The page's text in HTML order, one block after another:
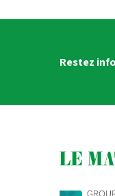
Restez